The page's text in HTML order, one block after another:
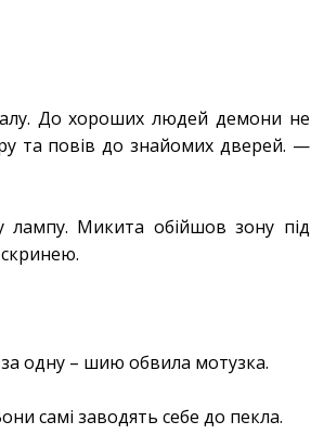
До хороших людей демони не
та повів до знайомих дверей. —
лампу. Микита обійшов зону під
одну – шию обвила мотузка.
самі заводять себе до пекла.